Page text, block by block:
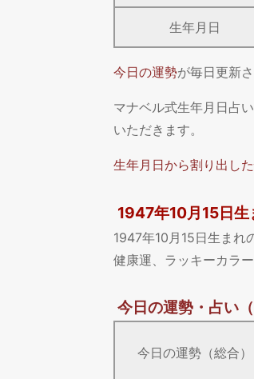
生年月日
今日の運勢が毎日更新さ
マナベル式生年月日占
いただきます。
生年月日から割り出し
1947年10月15日生
1947年10月15日生まれ
健康運、ラッキーカラ
今日の運勢・占い
今日の運勢（総合）